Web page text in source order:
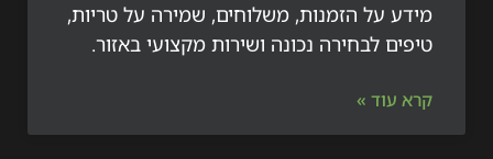
על הזמנות, משלוחים, שמירה על טריות,
לבחירה נכונה ושירות מקצועי באזור.